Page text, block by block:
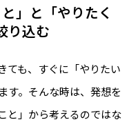
」と「やりたく
り込む
ても、すぐに「やりたい
す。そんな時は、発想を
と」から考えるのではな